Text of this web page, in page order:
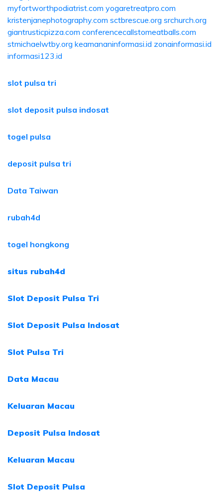
myfortworthpodiatrist.com yogaretreatpro.com
kristenjanephotography.com sctbrescue.org srchurch.org
giantrusticpizza.com conferencecallstomeatballs.com
stmichaelwtby.org keamananinformasi.id zonainformasi.id
informasi123.id
slot pulsa tri
slot deposit pulsa indosat
togel pulsa
deposit pulsa tri
Data Taiwan
rubah4d
togel hongkong
situs rubah4d
Slot Deposit Pulsa Tri
Slot Deposit Pulsa Indosat
Slot Pulsa Tri
Data Macau
Keluaran Macau
Deposit Pulsa Indosat
Keluaran Macau
Slot Deposit Pulsa